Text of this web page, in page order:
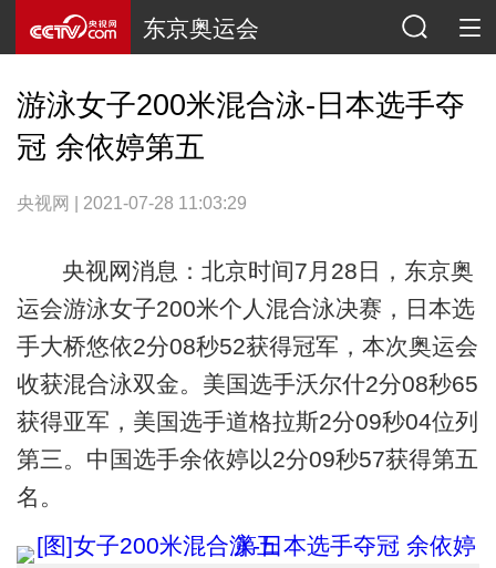
东京奥运会
游泳女子200米混合泳-日本选手夺
冠 余依婷第五
央视网 | 2021-07-28 11:03:29
央视网消息：北京时间7月28日，东京奥
运会游泳女子200米个人混合泳决赛，日本选
手大桥悠依2分08秒52获得冠军，本次奥运会
收获混合泳双金。美国选手沃尔什2分08秒65
获得亚军，美国选手道格拉斯2分09秒04位列
第三。中国选手余依婷以2分09秒57获得第五
名。